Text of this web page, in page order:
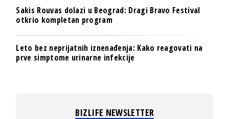
Sakis Rouvas dolazi u Beograd: Dragi Bravo Festival
otkrio kompletan program
Leto bez neprijatnih iznenađenja: Kako reagovati na
prve simptome urinarne infekcije
BIZLIFE NEWSLETTER